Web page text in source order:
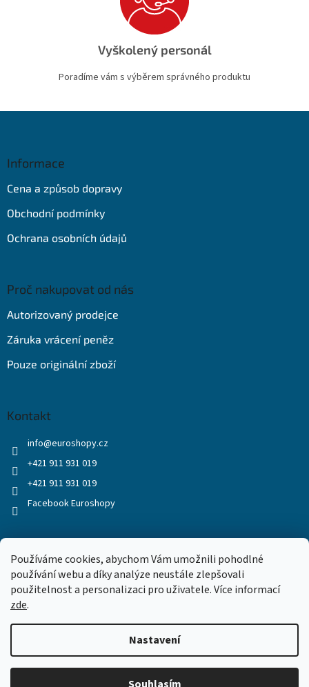
Používáme cookies, abychom Vám umožnili pohodlné
používání webu a díky analýze neustále zlepšovali
použitelnost a personalizaci pro uživatele. Více informací
zde.
Nastavení
Vyškolený personál
Poradíme vám s výběrem správného produktu
Informace
Cena a způsob dopravy
Obchodní podmínky
Ochrana osobních údajů
Proč nakupovat od nás
Autorizovaný prodejce
Záruka vrácení peněz
Pouze originální zboží
Kontakt
info@euroshopy.cz
+421 911 931 019
+421 911 931 019
Facebook Euroshopy
Vytvořil Shoptet